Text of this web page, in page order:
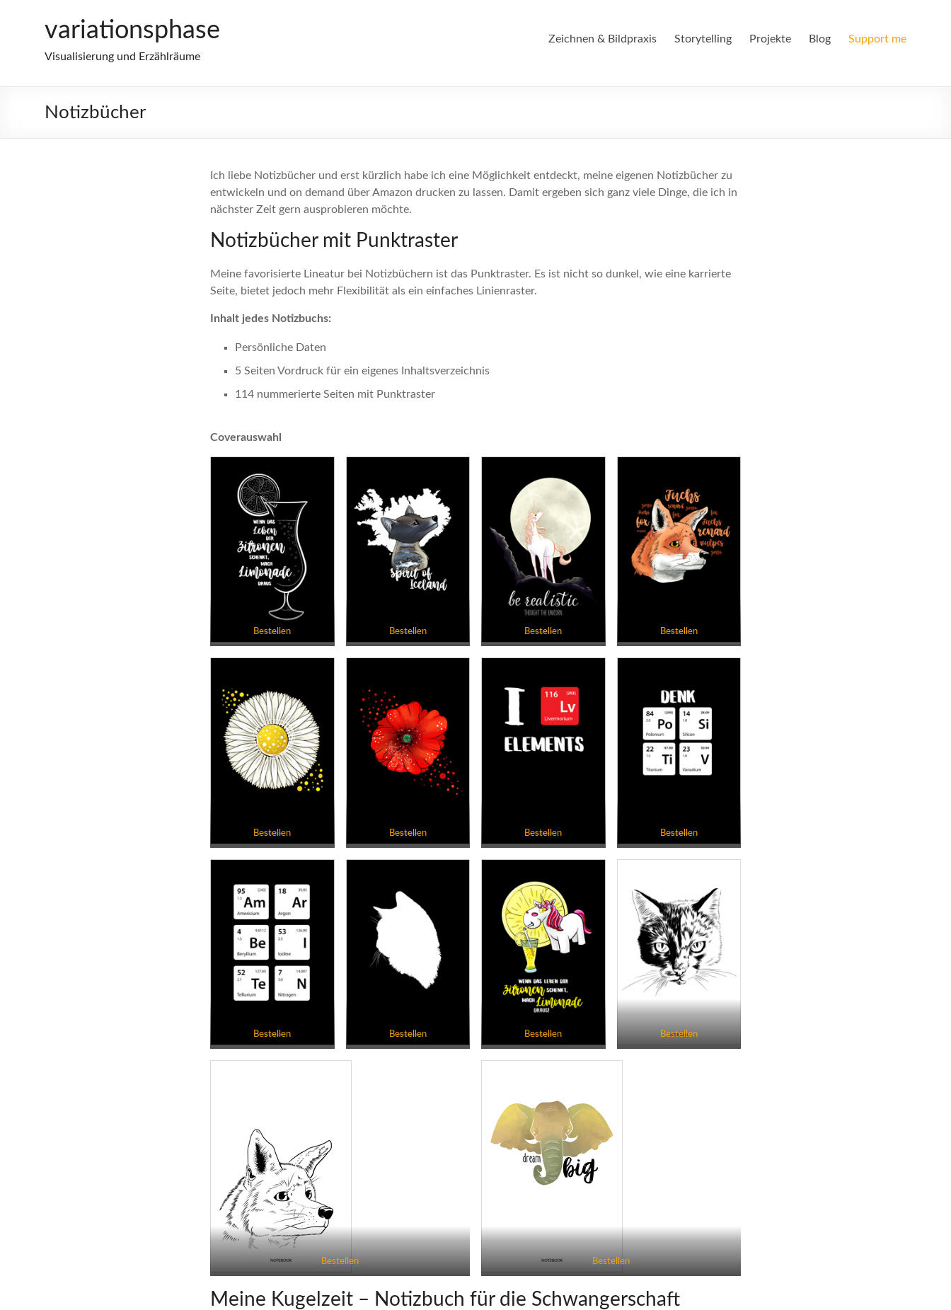
variationsphase
Visualisierung und Erzählräume
Zeichnen & Bildpraxis Storytelling Projekte Blog Support me
Notizbücher
Ich liebe Notizbücher und erst kürzlich habe ich eine Möglichkeit entdeckt, meine eigenen Notizbücher zu
entwickeln und on demand über Amazon drucken zu lassen. Damit ergeben sich ganz viele Dinge, die ich in
nächster Zeit gern ausprobieren möchte.
Notizbücher mit Punktraster
Meine favorisierte Lineatur bei Notizbüchern ist das Punktraster. Es ist nicht so dunkel, wie eine karrierte
Seite, bietet jedoch mehr Flexibilität als ein einfaches Linienraster.
Inhalt jedes Notizbuchs:
Persönliche Daten
5 Seiten Vordruck für ein eigenes Inhaltsverzeichnis
114 nummerierte Seiten mit Punktraster
Coverauswahl
Bestellen Bestellen Bestellen Bestellen
Bestellen Bestellen Bestellen Bestellen
Bestellen Bestellen Bestellen Bestellen
Bestellen Bestellen
Meine Kugelzeit – Notizbuch für die Schwangerschaft